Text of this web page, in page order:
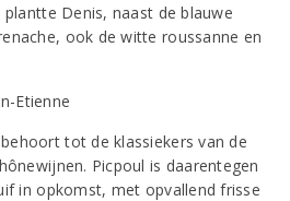
Denis, naast de blauwe
ook de witte roussanne en
tot de klassiekers van de
Picpoul is daarentegen
in opkomst, met opvallend frisse